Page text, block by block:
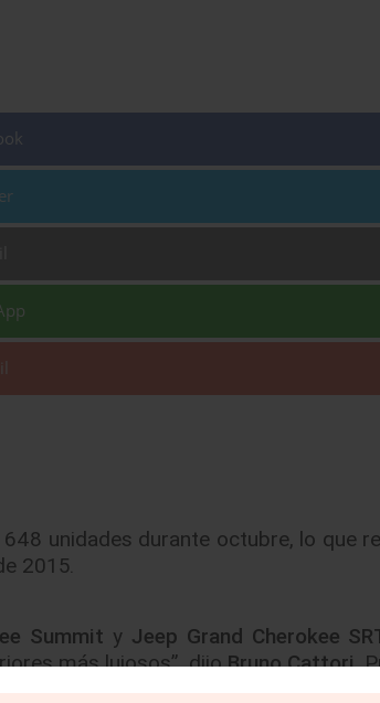
unidades durante octubre, lo que
2015.
Summit y Jeep Grand Cherokee
más lujosos”, dijoBruno Cattori,